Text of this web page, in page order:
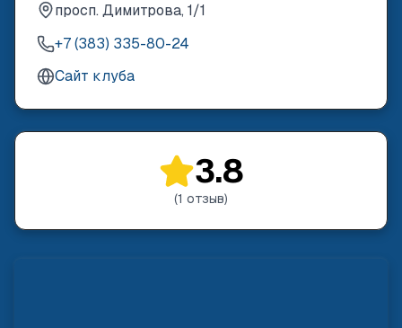
просп. Димитрова, 1/1
+7 (383) 335-80-24
Сайт клуба
3.8
(1 отзыв)